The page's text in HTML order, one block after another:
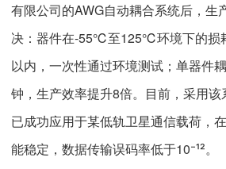
有限公司的AWG自动耦合系统后，生
决：器件在-55℃至125℃环境下的损
以内，一次性通过环境测试；单器件
钟，生产效率提升8倍。目前，采用
已成功应用于某低轨卫星通信载荷，
能稳定，数据传输误码率低于10⁻¹²。